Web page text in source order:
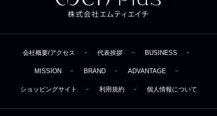
会社概要/アクセス 代表挨拶 BUSINESS
MISSION BRAND ADVANTAGE
ショッピングサイト 利用規約 個人情報について